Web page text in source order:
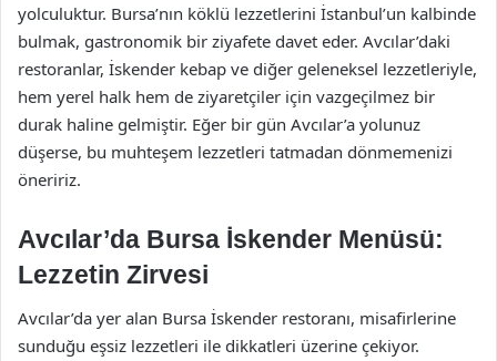
yolculuktur. Bursa’nın köklü lezzetlerini İstanbul’un kalbinde
bulmak, gastronomik bir ziyafete davet eder. Avcılar’daki
restoranlar, İskender kebap ve diğer geleneksel lezzetleriyle,
hem yerel halk hem de ziyaretçiler için vazgeçilmez bir
durak haline gelmiştir. Eğer bir gün Avcılar’a yolunuz
düşerse, bu muhteşem lezzetleri tatmadan dönmemenizi
öneririz.
Avcılar’da Bursa İskender Menüsü:
Lezzetin Zirvesi
Avcılar’da yer alan Bursa İskender restoranı, misafirlerine
sunduğu eşsiz lezzetleri ile dikkatleri üzerine çekiyor.